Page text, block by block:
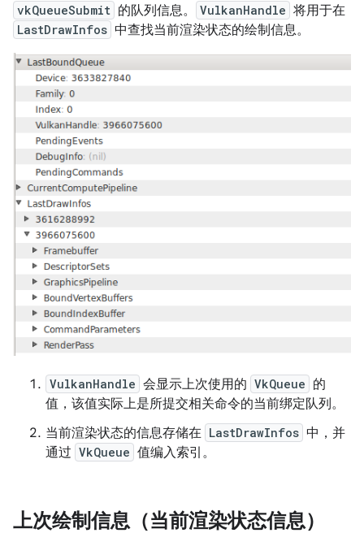
vkQueueSubmit 的队列信息。 VulkanHandle 将用于在
LastDrawInfos 中查找当前渲染状态的绘制信息。
VulkanHandle 会显示上次使用的 VkQueue 的
值，该值实际上是所提交相关命令的当前绑定队列。
当前渲染状态的信息存储在 LastDrawInfos 中，并
通过 VkQueue 值编入索引。
上次绘制信息（当前渲染状态信息）